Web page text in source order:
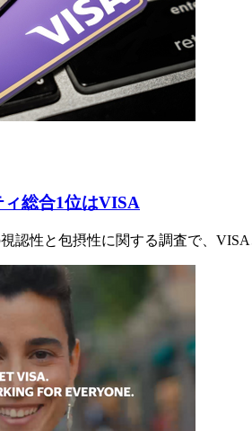
総合1位はVISA
認性と包摂性に関する調査で、